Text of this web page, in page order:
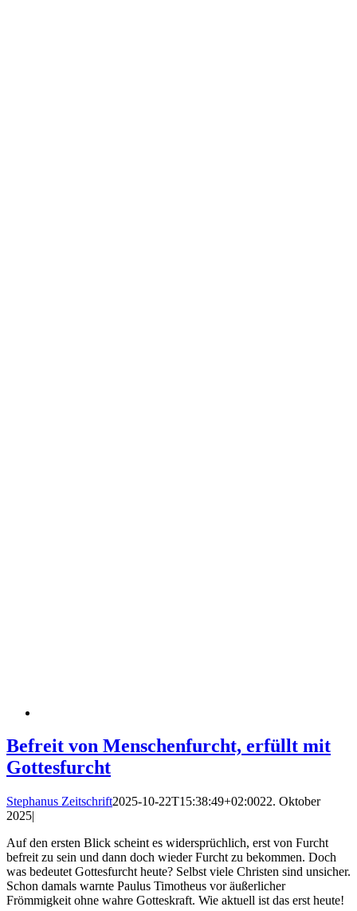
Befreit von Menschenfurcht, erfüllt mit
Gottesfurcht
Stephanus Zeitschrift2025-10-22T15:38:49+02:0022. Oktober
2025|
Auf den ersten Blick scheint es widersprüchlich, erst von Furcht
befreit zu sein und dann doch wieder Furcht zu bekommen. Doch
was bedeutet Gottesfurcht heute? Selbst viele Christen sind unsicher.
Schon damals warnte Paulus Timotheus vor äußerlicher
Frömmigkeit ohne wahre Gotteskraft. Wie aktuell ist das erst heute!